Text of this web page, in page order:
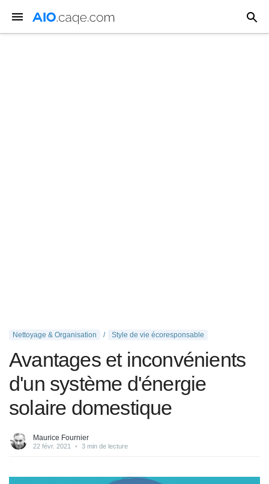
Nettoyage & Organisation Style de vie écoresponsable
Avantages et inconvénients
d'un système d'énergie
solaire domestique
Maurice Fournier
22 févr. 2021 • 3 min de lecture